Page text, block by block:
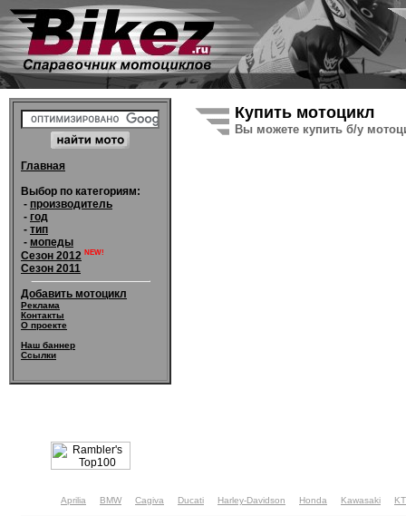
Главная
Выбор по категориям:
- производитель
- год
- тип
- мопеды
Сезон 2012 NEW!
Сезон 2011
Добавить мотоцикл
Реклама
Контакты
О проекте
Наш баннер
Ссылки
Купить мотоцикл
Вы можете купить б/у
Aprilia BMW Cagiva Ducati Harley-Davidson Honda Kawasaki